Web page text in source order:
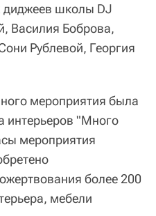
диджеев школы DJ
Василия Боброва,
Рублевой, Георгия
мероприятия была
интерьеров "Много
мероприятия
более 200
мебели